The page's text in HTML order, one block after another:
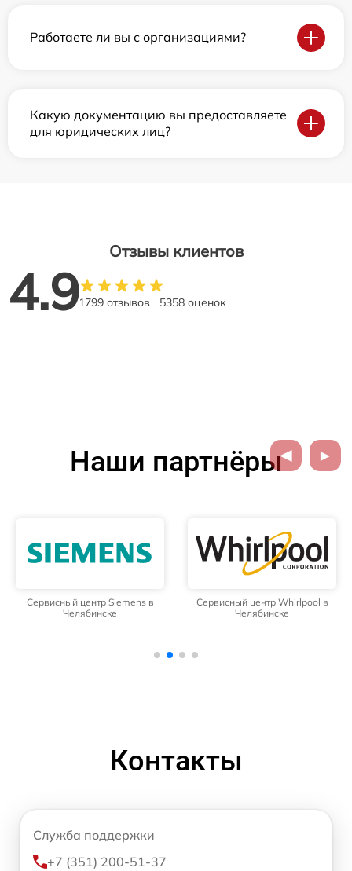
Работаете ли вы с организациями?
Какую документацию вы предоставляете
для юридических лиц?
Отзывы клиентов
4.91799 отзывов 5358 оценок
Наши партнёры
Сервисный центр Siemens в
Челябинске
Сервисный центр Whirlpool в
Челябинске
Контакты
Служба поддержки
+7 (351) 200-51-37